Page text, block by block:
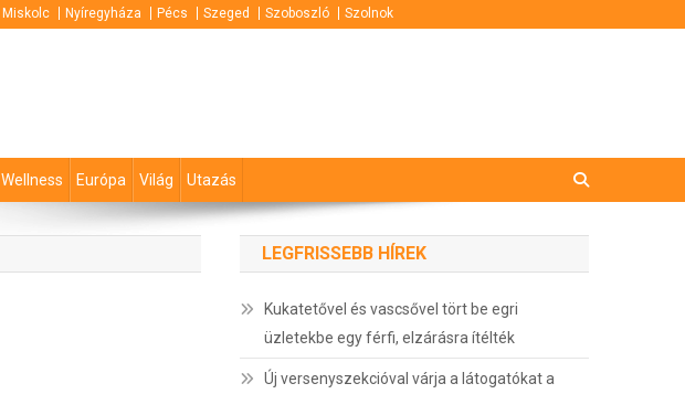
Miskolc Nyíregyháza Pécs Szeged Szoboszló Szolnok
Wellness Európa Világ Utazás
LEGFRISSEBB HÍREK
Kukatetővel és vascsővel tört be egri
üzletekbe egy férfi, elzárásra ítélték
Új versenyszekcióval várja a látogatókat a